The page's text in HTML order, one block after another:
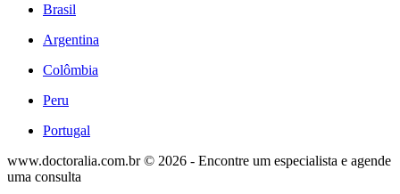
Brasil
Argentina
Colômbia
Peru
Portugal
www.doctoralia.com.br © 2026 - Encontre um especialista e agende
uma consulta